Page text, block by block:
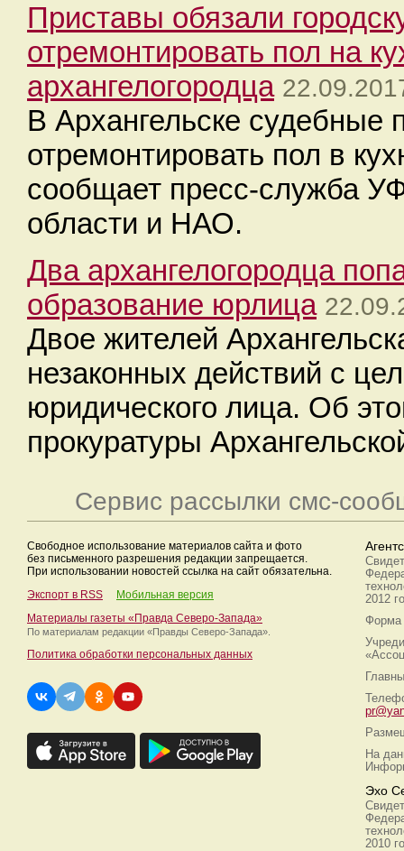
Приставы обязали
отремонтировать пол на
архангелогородца
В Архангельске
отремонтировать пол в
сообщает пресс-служба
области и НАО.
Два архангелогородца
образование юрлица
Двое жителей
незаконных действий с
юридического лица. Об
прокуратуры
Сервис рассылки смс-
Свободное использование материалов сайта и фото
без письменного разрешения редакции запрещается.
При использовании новостей ссылка на сайт обязательна.
Экспорт в RSS
Мобильная версия
Материалы газеты «Правда Северо-Запада»
По материалам редакции «Правды Северо-Запада».
Политика обработки персональных данных
2012
Форма
На
Эхо
2010